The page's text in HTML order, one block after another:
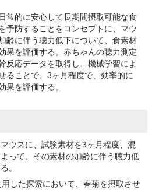
常的に安心して長期間摂取可能な食
予防することをコンセプトに、マウ
齢に伴う聴力低下について、食素材
果を評価する。赤ちゃんの聴力測定
反応データを取得し、機械学習によ
ることで、3ヶ月程度で、効率的に
果を評価する。
ウスに、試験素材を3ヶ月程度、混
って、その素材の加齢に伴う聴力低
。
した探索において、春菊を摂取させ